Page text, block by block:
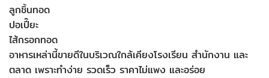
ลูกชิ้นทอด
ปอเปี๊ยะ
ไส้กรอกทอด
อาหารเหล่านี้ขายดีในบริเวณใกล้เคียงโรงเรียน สำนักงาน และ
ตลาด เพราะทำง่าย รวดเร็ว ราคาไม่แพง และอร่อย